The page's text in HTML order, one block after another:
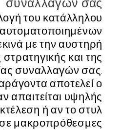
συναλλαγών σας
του κατάλληλου
αυτοματοποιημένων
με την αυστηρή
και της
συναλλαγών σας.
αποτελεί ο
απαιτείται υψηλής
ή αν το στυλ
σε μακροπρόθεσμες